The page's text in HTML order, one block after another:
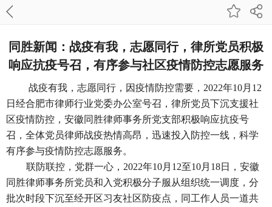
同胜新闻：战疫有我，志愿同行，律所党员积极
响应抗疫号召，有序参与社区疫情防控志愿服务
战疫有我，志愿同行，因疫情防控需要，2022年10月12
日经合肥市律师行业党委办公室号召，律所党员下沉支援社
区疫情防控，安徽同胜律师事务所党支部积极响应抗疫号
召，全体党员律师战疫热情高昂，迅速投入防控一线，科学
有序参与疫情防控志愿服务。
联防联控，党群一心，2022年10月12至10月18日，安徽
同胜律师事务所党员和入党积极分子服从组织统一调度，分
批次时段下沉至经开区习友社区防疫点，同工作人员一道共